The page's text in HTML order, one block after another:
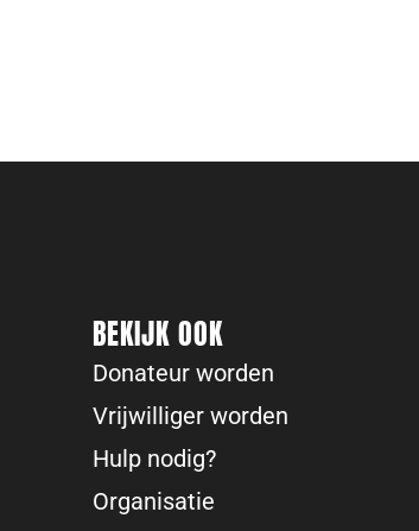
BEKIJK OOK
Donateur worden
Vrijwilliger worden
Hulp nodig?
Organisatie